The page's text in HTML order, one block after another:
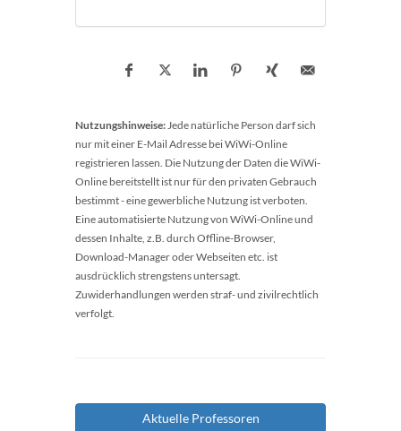
Nutzungshinweise:Jede natürliche Person darf sich
nur mit einer E-Mail Adresse bei WiWi-Online
registrieren lassen. Die Nutzung der Daten die WiWi-
Online bereitstellt ist nur für den privaten Gebrauch
bestimmt - eine gewerbliche Nutzung ist verboten.
Eine automatisierte Nutzung von WiWi-Online und
dessen Inhalte, z.B. durch Offline-Browser,
Download-Manager oder Webseiten etc. ist
ausdrücklich strengstens untersagt.
Zuwiderhandlungen werden straf- und zivilrechtlich
verfolgt.
Aktuelle Professoren